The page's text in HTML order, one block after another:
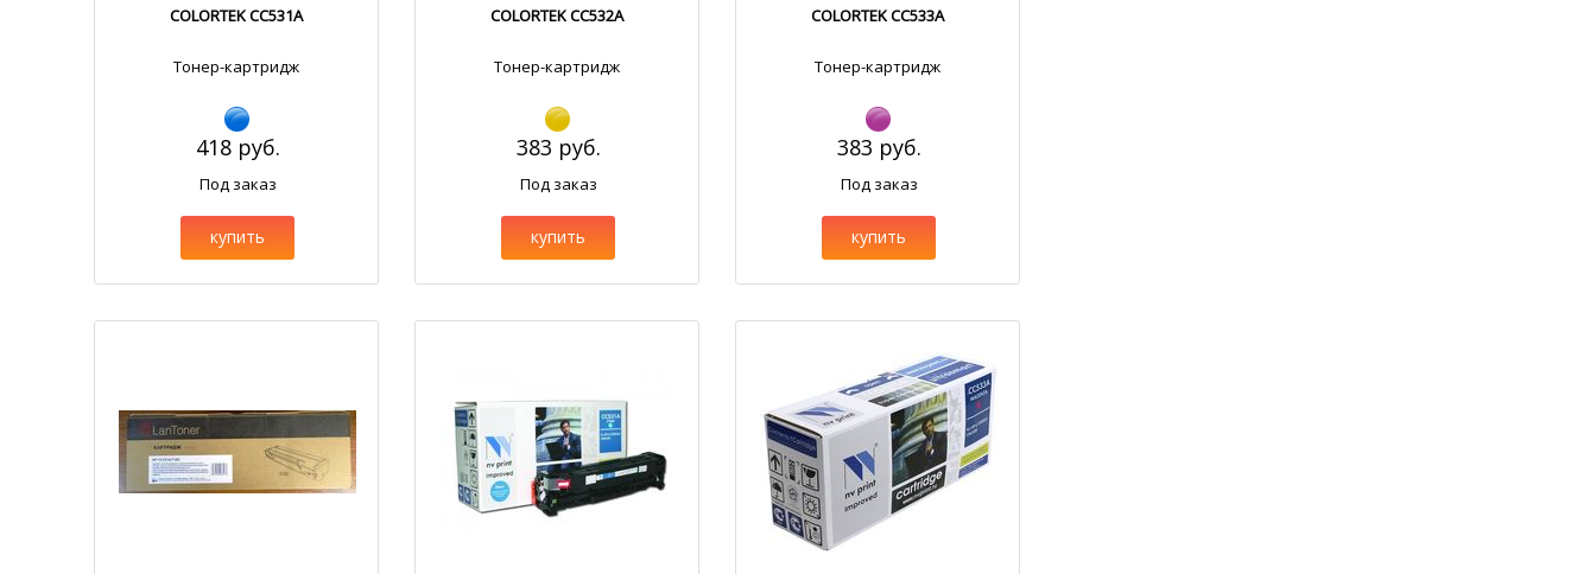
COLORTEK CC531A
Тонер-картридж
418 руб.
Под заказ
купить
COLORTEK CC532A
Тонер-картридж
383 руб.
Под заказ
купить
COLORTEK CC533A
Тонер-картридж
383 руб.
Под заказ
купить